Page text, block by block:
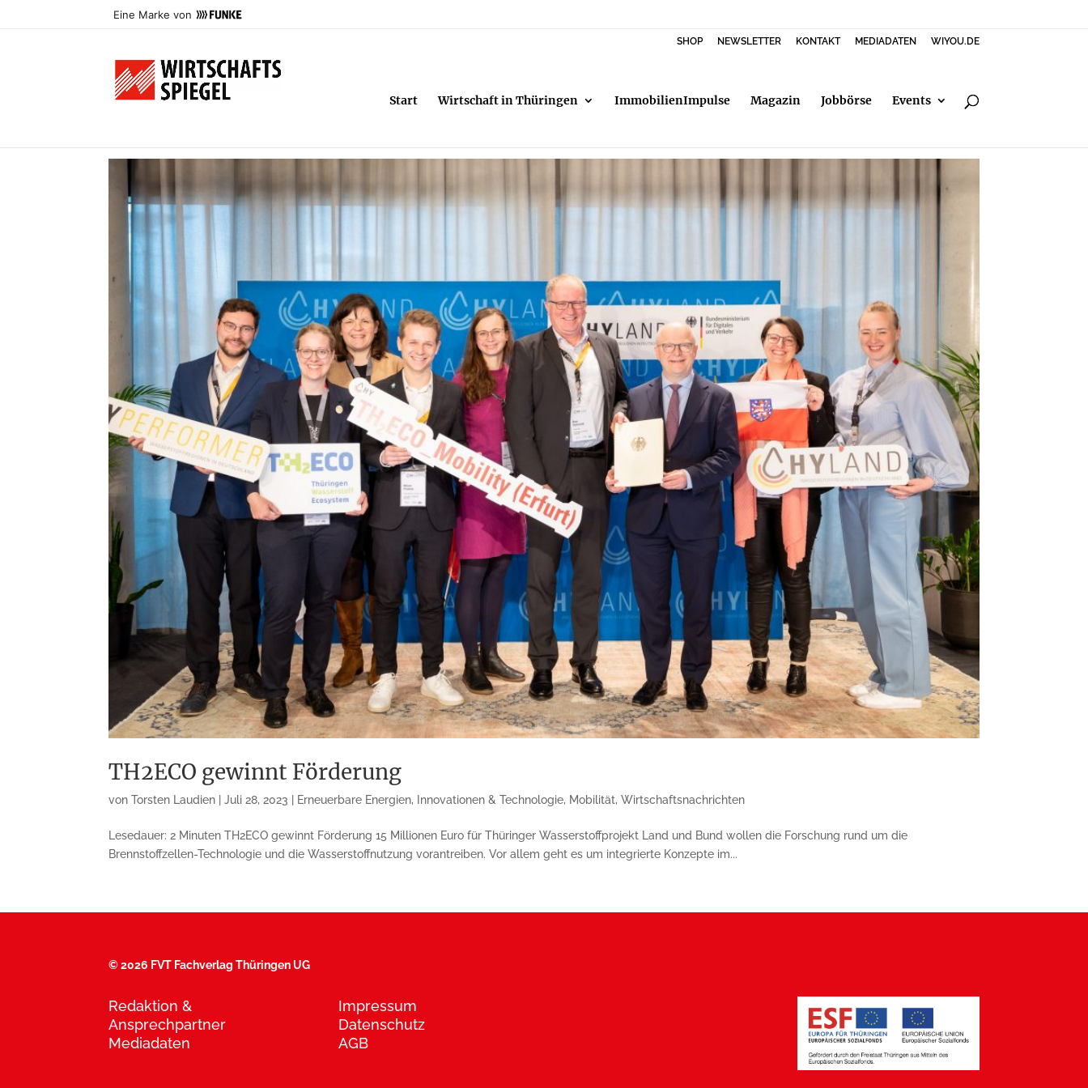
Eine Marke von
SHOP NEWSLETTER KONTAKT MEDIADATEN WIYOU.DE
Start Wirtschaft in Thüringen ImmobilienImpulse Magazin Jobbörse Events
TH2ECO gewinnt Förderung
vonTorsten Laudien |Juli 28, 2023 Erneuerbare Energien, Innovationen & Technologie, Mobilität,Wirtschaftsnachrichten
Lesedauer: 2 Minuten TH2ECO gewinnt Förderung 15 Millionen Euro für Thüringer Wasserstoffprojekt Land und Bund wollen die Forschung rund um die
Brennstoffzellen-Technologie und die Wasserstoffnutzung vorantreiben. Vor allem geht es um inte­grierte Konzepte im...
©2026 FVT Fachverlag Thüringen UG
Redaktion &
Ansprechpartner
Mediadaten
Impressum
Datenschutz
AGB